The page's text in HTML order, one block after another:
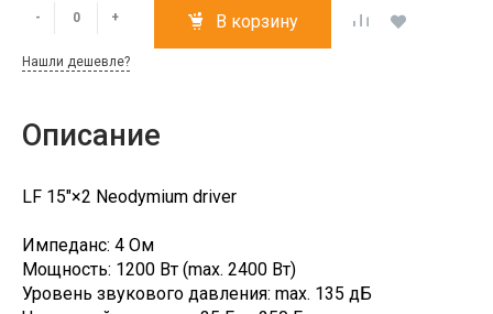
- + В корзину
Нашли дешевле?
Описание
LF 15"×2 Neodymium driver
Импеданс: 4 Ом
Мощность: 1200 Вт (max. 2400 Вт)
Уровень звукового давления: max. 135 дБ